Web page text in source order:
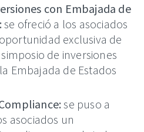
con Embajada de
se ofreció a los asociados
exclusiva de
de inversiones
Embajada de Estados
se puso a
asociados un